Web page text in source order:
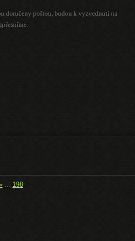
doručeny poštou, budou k vyzvednutí na
... 198